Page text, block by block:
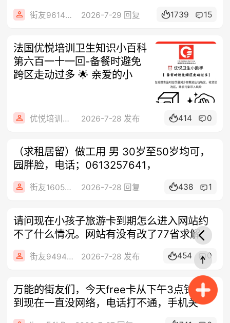
街友96149345 2026-7-29 回复 1739 15
法国优悦培训卫生知识小百科
第六百一十一回-备餐时避免
跨区走动过多 🌟 亲爱的小
优悦培训咨询 2026-7-28 发布 414 0
（求租居留）做工用 男 30岁至50岁均可，
园胖脸，电话；0613257641，
街友16052382 2026-7-28 回复 438 1
请问现在小孩子旅游卡到期怎么进入网站约
不了什么情况。网站有没有改了77省求解
街友94940663 2026-7-28 发布 454 0
万能的街友们，今天free卡从下午3点钟开始
到现在一直没网络，电话打不通，手机关